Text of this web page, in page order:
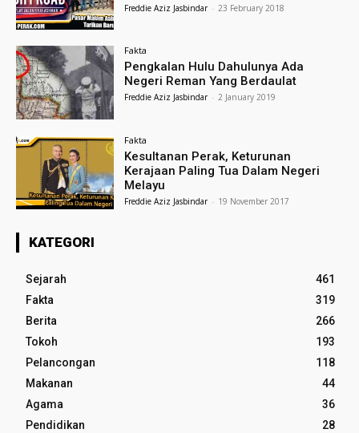
Freddie Aziz Jasbindar - 23 February 2018
Fakta
Pengkalan Hulu Dahulunya Ada
Negeri Reman Yang Berdaulat
Freddie Aziz Jasbindar - 2 January 2019
Fakta
Kesultanan Perak, Keturunan
Kerajaan Paling Tua Dalam Negeri
Melayu
Freddie Aziz Jasbindar - 19 November 2017
KATEGORI
Sejarah
461
Fakta
319
Berita
266
Tokoh
193
Pelancongan
118
Makanan
44
Agama
36
Pendidikan
28